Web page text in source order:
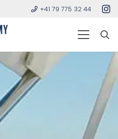
+41 79 775 32 44